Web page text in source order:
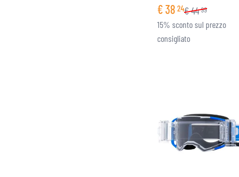
€38 24€44 99
15% sconto sul prezzo
consigliato